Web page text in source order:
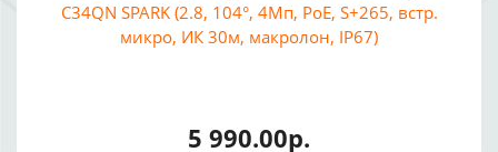
C34QN SPARK (2.8, 104°, 4Мп, PoE, S+265, встр.
микро, ИК 30м, макролон, IP67)
5 990.00р.